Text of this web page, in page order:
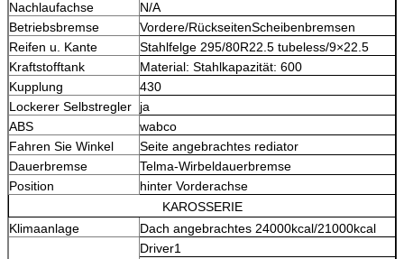
Nachlaufachse
N/A
Betriebsbremse
Vordere/RückseitenScheibenbremsen
Reifen u. Kante
Stahlfelge 295/80R22.5 tubeless/9×22.5
Kraftstofftank
Material: Stahlkapazität: 600
Kupplung
430
Lockerer Selbstregler
ja
ABS
wabco
Fahren Sie Winkel
Seite angebrachtes rediator
Dauerbremse
Telma-Wirbeldauerbremse
Position
hinter Vorderachse
KAROSSERIE
Klimaanlage
Dach angebrachtes 24000kcal/21000kcal
Driver1